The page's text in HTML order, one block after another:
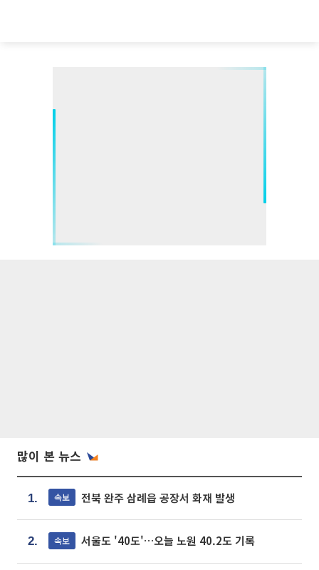
많이 본 뉴스
1. 속보 전북 완주 삼례읍 공장서 화재 발생
2. 속보 서울도 '40도'…오늘 노원 40.2도 기록